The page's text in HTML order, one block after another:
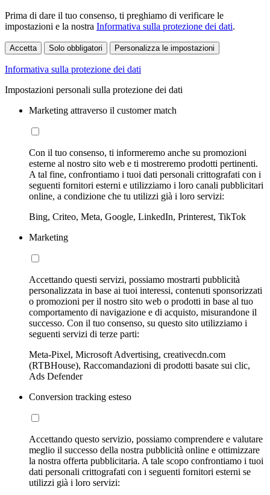
Prima di dare il tuo consenso, ti preghiamo di verificare le
impostazioni e la nostra Informativa sulla protezione dei dati.
Accetta Solo obbligatori Personalizza le impostazioni
Informativa sulla protezione dei dati
Impostazioni personali sulla protezione dei dati
Marketing attraverso il customer match
Con il tuo consenso, ti informeremo anche su promozioni
esterne al nostro sito web e ti mostreremo prodotti pertinenti.
A tal fine, confrontiamo i tuoi dati personali crittografati con i
seguenti fornitori esterni e utilizziamo i loro canali pubblicitari
online, a condizione che tu utilizzi già i loro servizi:
Bing, Criteo, Meta, Google, LinkedIn, Printerest, TikTok
Marketing
Accettando questi servizi, possiamo mostrarti pubblicità
personalizzata in base ai tuoi interessi, contenuti sponsorizzati
o promozioni per il nostro sito web o prodotti in base al tuo
comportamento di navigazione e di acquisto, misurandone il
successo. Con il tuo consenso, su questo sito utilizziamo i
seguenti servizi di terze parti:
Meta-Pixel, Microsoft Advertising, creativecdn.com
(RTBHouse), Raccomandazioni di prodotti basate sui clic,
Ads Defender
Conversion tracking esteso
Accettando questo servizio, possiamo comprendere e valutare
meglio il successo della nostra pubblicità online e ottimizzare
la nostra offerta pubblicitaria. A tale scopo confrontiamo i tuoi
dati personali crittografati con i seguenti fornitori esterni se
utilizzi già i loro servizi: